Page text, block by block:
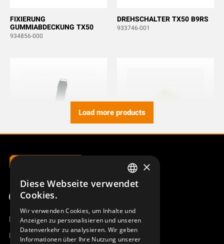
FIXIERUNG
GUMMIABDECKUNG TX50
934856-000
DREHSCHALTER TX50 B9RS
933746-001
HANDGELENKSCHLAUFE
933721-000
DRUCKTASTER 8-9-10B
933647-000
Load more products
Produktübersicht
Remotus
SWEDISH
DEUTSCH
×
Diese Webseite verwendet
Cookies.
Wir verwenden Cookies, um Inhalte und
Anzeigen zu personalisieren und unseren
Datenverkehr zu analysieren. Wir geben
Informationen über Ihre Nutzung unserer